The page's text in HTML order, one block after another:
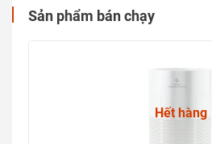
Sản phẩm bán chạy
Hết hàng